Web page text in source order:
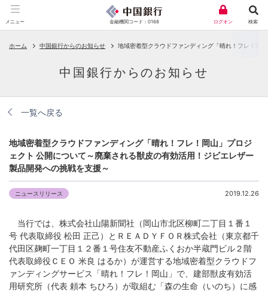
金融機関コード：0168
メニュー 検索
ログオン
ホーム 中国銀行からのお知らせ 地域密着型クラウドファンディング「晴れ！フレ！岡
中国銀行からのお知らせ
一覧へ戻る
地域密着型クラウドファンディング「晴れ！フレ！岡山」プロジ
ェクト 公開について～廃棄される獣皮の有効活用！ジビエレザー
製品開発への挑戦を支援～
ニュースリリース 2019.12.26
当行では、株式会社山陽新聞社（岡山市北区柳町二丁目１番１
号 代表取締役 松田 正己）とＲＥＡＤＹＦＯＲ株式会社（東京都千
代田区麹町一丁目１２番１号住友不動産ふくおか半蔵門ビル２階
代表取締役ＣＥＯ 米良 はるか）が運営する地域密着型クラウドフ
ァンディングサービス「晴れ！フレ！岡山」で、建部獣皮有効活
用研究所（代表 頼本 ちひろ）が取組む「森の生命（いのち）に感